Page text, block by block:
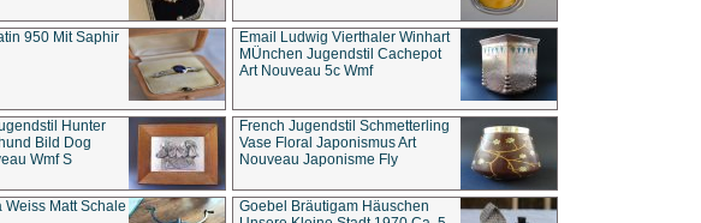
950 Mit Saphir
Email Ludwig Vierthaler Winhart
MÜnchen Jugendstil Cachepot
Art Nouveau 5c Wmf
Hunter
Bild Dog
Wmf S
French Jugendstil Schmetterling
Vase Floral Japonismus Art
Nouveau Japonisme Fly
Weiss Matt Schale
Goebel Bräutigam Häuschen